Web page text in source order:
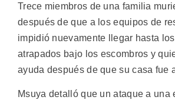
Trece miembros de una familia
después de que a los equipos de
impidió nuevamente llegar hasta
atrapados bajo los escombros y
ayuda después de que su casa fue
Msuya detalló que un ataque a una